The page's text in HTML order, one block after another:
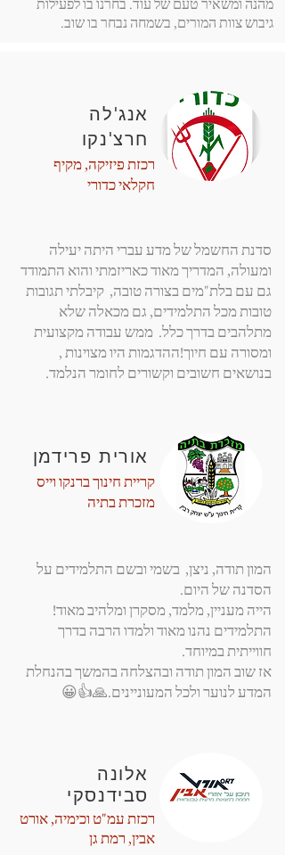
גיבוש צוות המורים, בשמחה נבחר בו שוב.
אנג'לה
חרצ'נקו
רכזת פיזיקה, מקיף
חקלאי כדורי
סדנת החשמל של מדע עברי היתה יעילה
ומעולה, המדריך מאוד כאריזמתי והוא התמודד
גם עם בלת"מים בצורה טובה, קיבלתי תגובות
טובות מכל התלמידים, גם מכאלה שלא
מתלהבים בדרך כלל. ממש עבודה מקצועית
ומסורה עם חיוך!ההדגמות היו מצוינות ,
בנושאים חשובים וקשורים לחומר הנלמד.
אורית פרידמן
קריית חינוך ברנקו וייס
מזכרת בתיה
המון תודה, ניצן, בשמי ובשם התלמידים על
הסדנה של היום.
הייה מעניין, מלמד, מסקרן ומלהיב מאוד!
התלמידים נהנו מאוד ולמדו הרבה בדרך
חווייתית במיוחד.
אז שוב המון תודה ובהצלחה בהמשך בהנחלת
המדע לנוער ולכל המעוניינים.🙏👍😀
אלונה
סבידנסקי
רכזת עמ"ט וכימיה, אורט
אבין, רמת גן